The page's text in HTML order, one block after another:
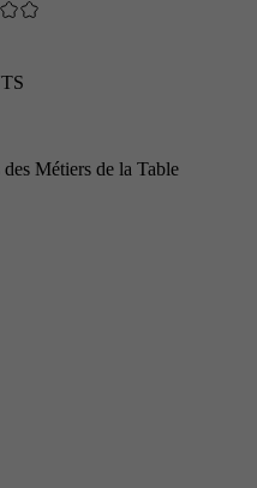
Métiers de la Table